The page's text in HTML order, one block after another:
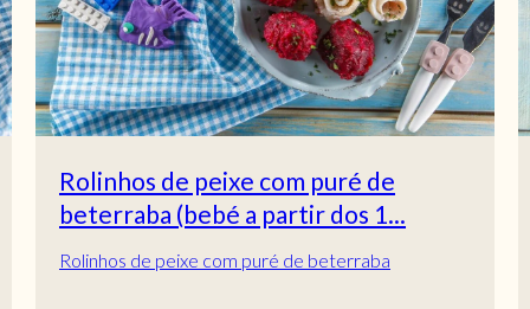
Rolinhos de peixe com puré de
beterraba (bebé a partir dos 1...
Rolinhos de peixe com puré de beterraba